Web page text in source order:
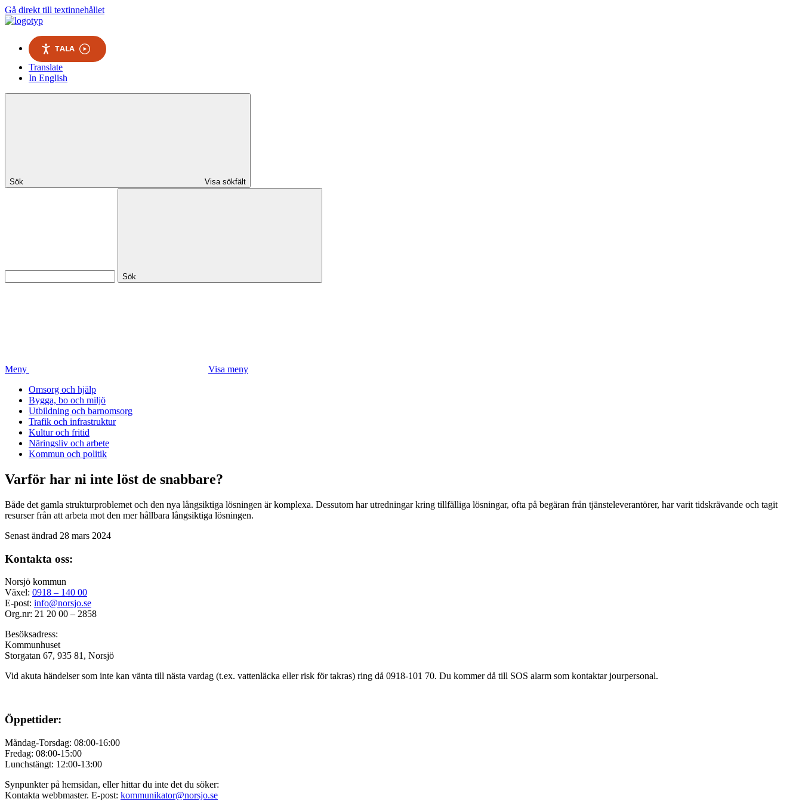
Gå direkt till textinnehållet
TALA
Translate
In English
Sök Visa sökfält
Sök
Meny
Visa meny
Omsorg och hjälp
Bygga, bo och miljö
Utbildning och barnomsorg
Trafik och infrastruktur
Kultur och fritid
Näringsliv och arbete
Kommun och politik
Varför har ni inte löst de snabbare?
Både det gamla strukturproblemet och den nya långsiktiga lösningen är komplexa. Dessutom har utredningar kring tillfälliga lösningar, ofta på begäran från tjänsteleverantörer, har varit tidskrävande och tagit
resurser från att arbeta mot den mer hållbara långsiktiga lösningen.
Senast ändrad 28 mars 2024
Kontakta oss:
Norsjö kommun
Växel: 0918 – 140 00
E-post: info@norsjo.se
Org.nr: 21 20 00 – 2858
Besöksadress:
Kommunhuset
Storgatan 67, 935 81, Norsjö
Vid akuta händelser som inte kan vänta till nästa vardag (t.ex. vattenläcka ellerrisk för takras) ring då 0918-101 70. Du kommer då till SOS alarm som kontaktar jourpersonal.
Öppettider:
Måndag-Torsdag: 08:00-16:00
Fredag: 08:00-15:00
Lunchstängt: 12:00-13:00
Synpunkter på hemsidan, eller hittar du inte det du söker:
Kontakta webbmaster. E-post: kommunikator@norsjo.se